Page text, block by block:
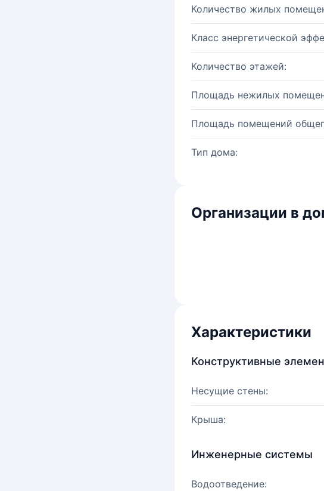
Количество жилых
Класс энергетической
Количество этажей:
Площадь нежилых
Площадь помещений
Тип дома:
Организации в
Характеристики
Конструктивные
Несущие стены:
Крыша:
Инженерные системы
Водоотведение: